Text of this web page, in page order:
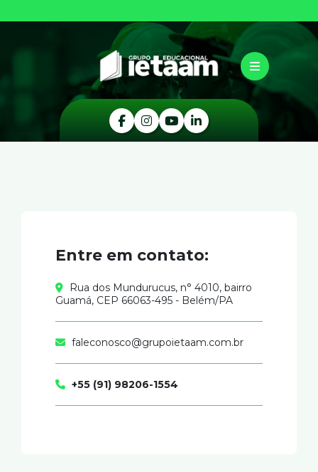
Entre em contato:
Rua dos Mundurucus, n° 4010, bairro
Guamá, CEP 66063-495 - Belém/PA
faleconosco@grupoietaam.com.br
+55 (91) 98206-1554